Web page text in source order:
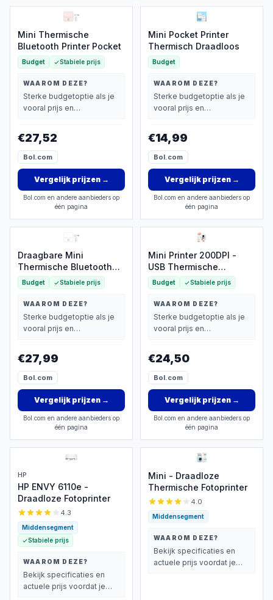
Mini Thermische
Bluetooth Printer Pocket
Budget Stabiele prijs
WAAROM DEZE?
Sterke budgetoptie als je
vooral prijs en
€27,52
Bol.com
Vergelijk prijzen→
Bol.com en andere aanbieders op
één pagina
Mini Pocket Printer
Thermisch Draadloos
Budget
WAAROM DEZE?
Sterke budgetoptie als je
vooral prijs en
€14,99
Bol.com
Vergelijk prijzen→
Bol.com en andere aanbieders op
één pagina
Draagbare Mini
Thermische Bluetooth
Printer
Budget Stabiele prijs
WAAROM DEZE?
Sterke budgetoptie als je
vooral prijs en
€27,99
Bol.com
Vergelijk prijzen→
Bol.com en andere aanbieders op
één pagina
Mini Printer 200DPI -
USB Thermische
Fotoprinter
Budget Stabiele prijs
WAAROM DEZE?
Sterke budgetoptie als je
vooral prijs en
€24,50
Bol.com
Vergelijk prijzen→
Bol.com en andere aanbieders op
één pagina
HP
HP ENVY 6110e -
Draadloze Fotoprinter
4.3
Middensegment
Stabiele prijs
WAAROM DEZE?
Bekijk specificaties en
actuele prijs voordat je
Mini - Draadloze
Thermische Fotoprinter
4.0
Middensegment
WAAROM DEZE?
Bekijk specificaties en
actuele prijs voordat je